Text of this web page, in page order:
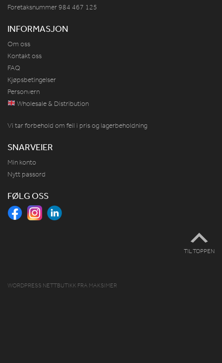
Foretaksnummer 984 467 125
INFORMASJON
Om oss
Kontakt oss
FAQ
Kjøpsbetingelser
Personvern
Wholesale & Distribution
Vi tar forbehold om feil i pris og lagerbeholdning
SNARVEIER
Min konto
Nytt passord
FØLG OSS
TIL TOPPEN
WORDPRESS NETTBUTIKK FRA MAKSIMER